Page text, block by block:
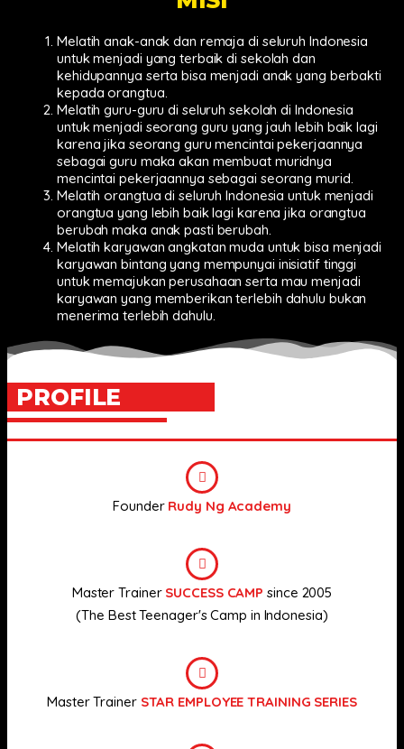
Melatih anak-anak dan remaja di seluruh Indonesia
untuk menjadi yang terbaik di sekolah dan
kehidupannya serta bisa menjadi anak yang berbakti
kepada orangtua.
Melatih guru-guru di seluruh sekolah di Indonesia
untuk menjadi seorang guru yang jauh lebih baik lagi
karena jika seorang guru mencintai pekerjaannya
sebagai guru maka akan membuat muridnya
mencintai pekerjaannya sebagai seorang murid.
Melatih orangtua di seluruh Indonesia untuk menjadi
orangtua yang lebih baik lagi karena jika orangtua
berubah maka anak pasti berubah.
Melatih karyawan angkatan muda untuk bisa menjadi
karyawan bintang yang mempunyai inisiatif tinggi
untuk memajukan perusahaan serta mau menjadi
karyawan yang memberikan terlebih dahulu bukan
menerima terlebih dahulu.
PROFILE
Founder Rudy Ng Academy
Master Trainer SUCCESS CAMP since 2005
(The Best Teenager's Camp in Indonesia)
Master Trainer STAR EMPLOYEE TRAINING SERIES